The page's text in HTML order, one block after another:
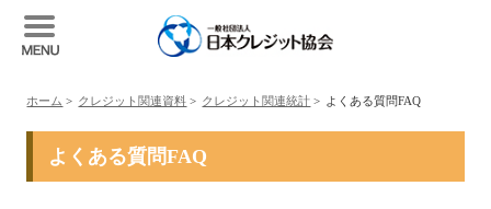
ホーム > クレジット関連資料 > クレジット関連統計 > よくある質問FAQ
よくある質問FAQ